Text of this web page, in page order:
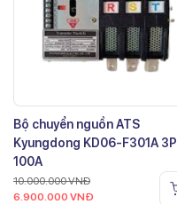
Bộ chuyển nguồn ATS
Kyungdong KD06-F301A 3P
100A
10.000.000VNĐ
6.900.000 VNĐ